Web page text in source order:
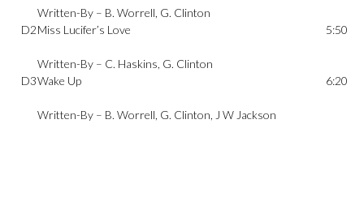
Written-By – B. Worrell, G. Clinton
D2Miss Lucifer’s Love
Written-By – C. Haskins, G. Clinton
5:50
D3Wake Up
Written-By – B. Worrell, G. Clinton, J W Jackson
6:20